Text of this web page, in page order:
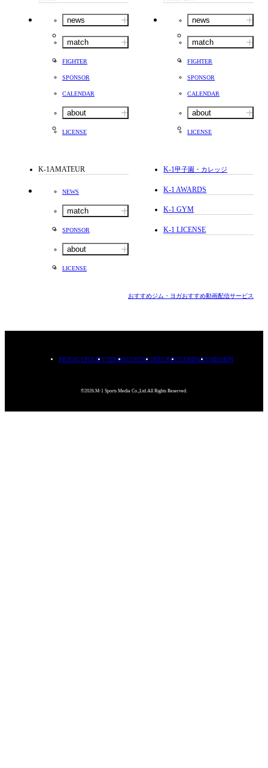
news
match
FIGHTER
SPONSOR
CALENDAR
about
LICENSE
news
match
FIGHTER
SPONSOR
CALENDAR
about
LICENSE
K-1AMATEUR
NEWS
match
SPONSOR
about
LICENSE
K-1甲子園・カレッジ
K-1 AWARDS
K-1 GYM
K-1 LICENSE
おすすめジム・ヨガおすすめ動画配信サービス
PRIVACYPOLICYTERMSCONTACTRECRUITCOMPANYMISSION
©2026.M-1 Sports Media Co.,Ltd.All Rights Reserved.